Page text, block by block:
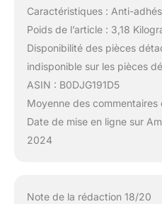
Caractéristiques : Anti-
Poids de l’article : 3,18
Disponibilité des pièces
indisponible sur les pièces
ASIN : B0DJG191D5
Moyenne des
Date de mise en ligne sur
2024
Note de la rédaction 18/20